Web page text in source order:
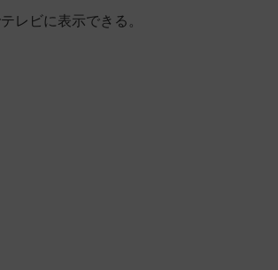
レビに表示できる。